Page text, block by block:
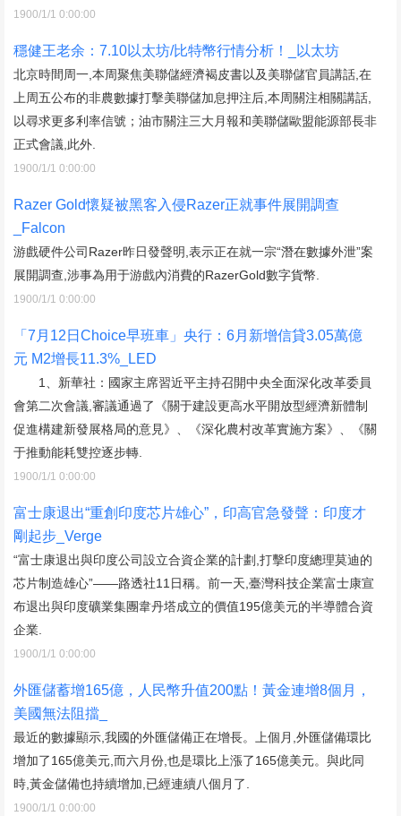
1900/1/1 0:00:00
穩健王老余：7.10以太坊/比特幣行情分析！_以太坊
北京時間周一,本周聚焦美聯儲經濟褐皮書以及美聯儲官員講話,在
上周五公布的非農數據打擊美聯儲加息押注后,本周關注相關講話,
以尋求更多利率信號；油市關注三大月報和美聯儲歐盟能源部長非
正式會議,此外.
1900/1/1 0:00:00
Razer Gold懷疑被黑客入侵Razer正就事件展開調查
_Falcon
游戲硬件公司Razer昨日發聲明,表示正在就一宗“潛在數據外泄”案
展開調查,涉事為用于游戲內消費的RazerGold數字貨幣.
1900/1/1 0:00:00
「7月12日Choice早班車」央行：6月新增信貸3.05萬億
元 M2增長11.3%_LED
1、新華社：國家主席習近平主持召開中央全面深化改革委員
會第二次會議,審議通過了《關于建設更高水平開放型經濟新體制
促進構建新發展格局的意見》、《深化農村改革實施方案》、《關
于推動能耗雙控逐步轉.
1900/1/1 0:00:00
富士康退出“重創印度芯片雄心”，印高官急發聲：印度才
剛起步_Verge
“富士康退出與印度公司設立合資企業的計劃,打擊印度總理莫迪的
芯片制造雄心”——路透社11日稱。前一天,臺灣科技企業富士康宣
布退出與印度礦業集團韋丹塔成立的價值195億美元的半導體合資
企業.
1900/1/1 0:00:00
外匯儲蓄增165億，人民幣升值200點！黃金連增8個月，
美國無法阻擋_
最近的數據顯示,我國的外匯儲備正在增長。上個月,外匯儲備環比
增加了165億美元,而六月份,也是環比上漲了165億美元。與此同
時,黃金儲備也持續增加,已經連續八個月了.
1900/1/1 0:00:00